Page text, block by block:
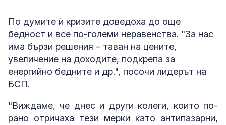
По думите ѝ кризите доведоха до още
бедност и все по-големи неравенства. "За нас
има бързи решения – таван на цените,
увеличение на доходите, подкрепа за
енергийно бедните и др.", посочи лидерът на
БСП.
"Виждаме, че днес и други колеги, които по-
рано отричаха тези мерки като антипазарни,